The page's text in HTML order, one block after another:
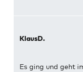
KlausD.
Es ging und geht